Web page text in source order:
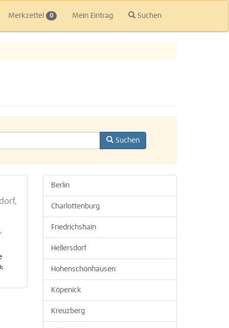
Merkzettel 0 Mein Eintrag Suchen
Suchen
Berlin
Charlottenburg
Friedrichshain
Hellersdorf
Hohenschönhausen
Köpenick
Kreuzberg